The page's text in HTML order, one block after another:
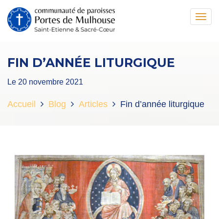
FIN D’ANNÉE LITURGIQUE
Le 20 novembre 2021
Accueil Blog Articles Fin d’année liturgique